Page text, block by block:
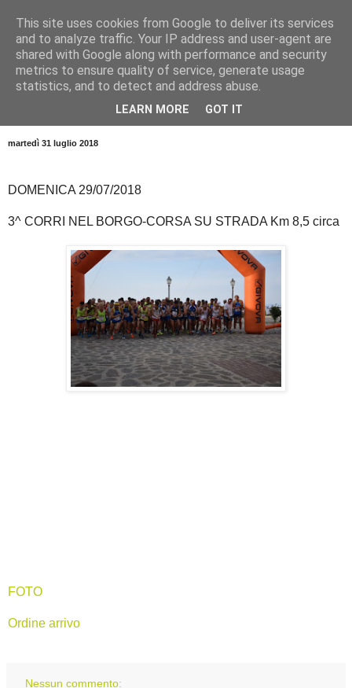
martedì 31 luglio 2018
DOMENICA 29/07/2018
3^ CORRI NEL BORGO-CORSA SU STRADA Km 8,5 circa
FOTO
Ordine arrivo
Nessun commento:
This site uses cookies from Google to deliver its services
and to analyze traffic. Your IP address and user-agent are
shared with Google along with performance and security
metrics to ensure quality of service, generate usage
statistics, and to detect and address abuse.
LEARN MORE GOT IT